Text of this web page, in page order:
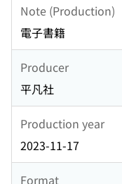
Note (Production)
電子書籍
Producer
平凡社
Production year
2023-11-17
Format